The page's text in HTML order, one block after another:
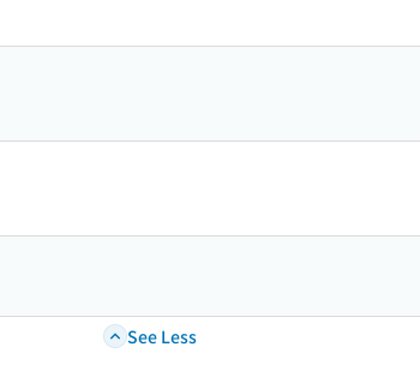
See Less